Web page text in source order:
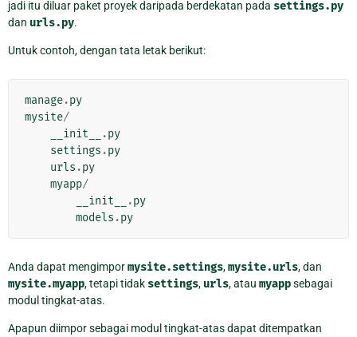
jadi itu diluar paket proyek daripada berdekatan pada settings.py
dan urls.py.
Untuk contoh, dengan tata letak berikut:
manage.py
mysite/
__init__
.py
settings .py
urls .py
myapp/
__init__
.py
models .py
Anda dapat mengimpormysite.settings,mysite.urls, dan
mysite.myapp, tetapi tidak settings, urls, atau myappsebagai
modul tingkat-atas.
Apapun diimpor sebagai modul tingkat-atas dapat ditempatkan